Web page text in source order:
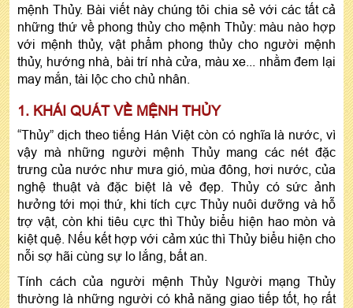
mệnh Thủy. Bài viết này chúng tôi chia sẻ với các tất cả
những thứ về phong thủy cho mệnh Thủy: màu nào hợp
với mệnh thủy, vật phẩm phong thủy cho người mệnh
thủy, hướng nhà, bài trí nhà cửa, màu xe... nhằm đem lại
may mắn, tài lộc cho chủ nhân.
1. KHÁI QUÁT VỀ MỆNH THỦY
“Thủy” dịch theo tiếng Hán Việt còn có nghĩa là nước, vì
vậy mà những người mệnh Thủy mang các nét đặc
trưng của nước như mưa gió, mùa đông, hơi nước, của
nghệ thuật và đặc biệt là vẻ đẹp. Thủy có sức ảnh
hưởng tới mọi thứ, khi tích cực Thủy nuôi dưỡng và hỗ
trợ vật, còn khi tiêu cực thì Thủy biểu hiện hao mòn và
kiệt quệ. Nếu kết hợp với cảm xúc thì Thủy biểu hiện cho
nỗi sợ hãi cùng sự lo lắng, bất an.
Tính cách của người mệnh Thủy Người mạng Thủy
thường là những người có khả năng giao tiếp tốt, họ rất